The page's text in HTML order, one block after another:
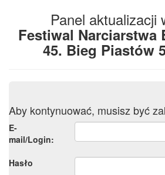
Panel aktualizacji
Festiwal Narciarstwa
45. Bieg Piastów
Aby kontynuować, musisz być
E-
mail/Login:
Hasło